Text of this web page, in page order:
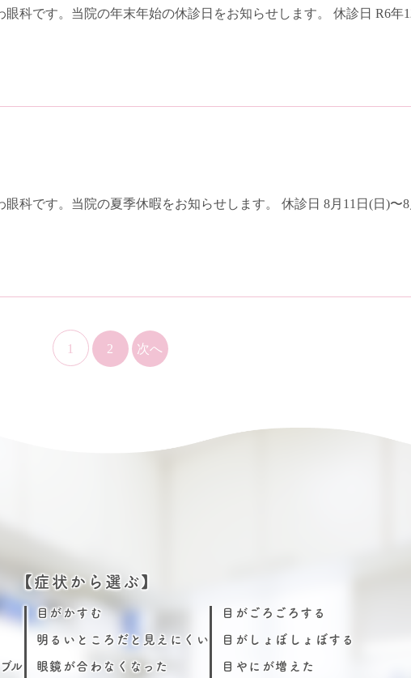
眼科です。当院の年末年始の休診日をお知らせします。 休診日 R6年
眼科です。当院の夏季休暇をお知らせします。 休診日 8月11日(日)〜
1 2 次へ
ル
【症状から選ぶ】
目がかすむ
明るいところだと見えにくい
眼鏡が合わなくなった
目がごろごろする
目がしょぼしょぼする
目やにが増えた